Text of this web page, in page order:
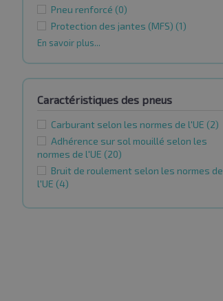
Pneu renforcé (0)
Protection des jantes (MFS) (1)
En savoir plus...
Caractéristiques des pneus
Carburant selon les normes de l'UE (2)
Adhérence sur sol mouillé selon les
normes de l'UE (20)
Bruit de roulement selon les normes de
l'UE (4)